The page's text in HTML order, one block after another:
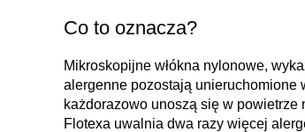
Co to oznacza?
Mikroskopijne włókna nylonowe,
alergenne pozostają unieruchomione
każdorazowo unoszą się w
Flotexa uwalnia dwa razy więcej